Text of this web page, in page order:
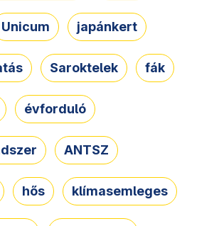
Unicum japánkert
Saroktelek fák
évforduló
ANTSZ
hős klímasemleges